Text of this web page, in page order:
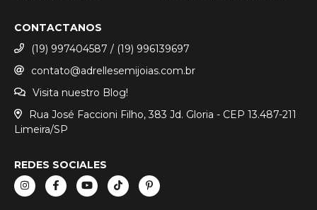
CONTACTANOS
(19) 997404587 / (19) 996139697
contato@adrellesemijoias.com.br
Visita nuestro Blog!
Rua José Faccioni Filho, 383 Jd. Gloria - CEP 13.487-211
Limeira/SP
REDES SOCIALES